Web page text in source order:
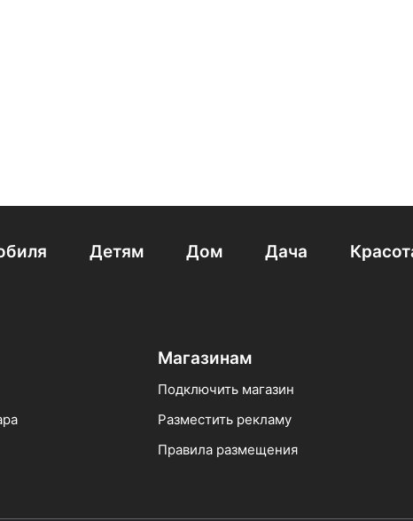
Детям Дом Дача
Магазинам
Подключить магазин
Разместить рекламу
Правила размещения